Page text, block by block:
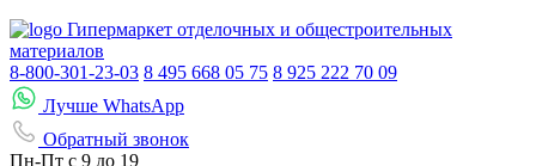
Гипермаркет отделочных и общестроительных
материалов
8-800-301-23-03 8 495 668 05 75 8 925 222 70 09
Лучше WhatsApp
Обратный звонок
Пн-Пт с 9 до 19